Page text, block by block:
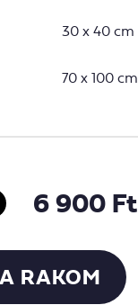
30 x 40 cm
70 x 100 cm
6 900 Ft
RAKOM